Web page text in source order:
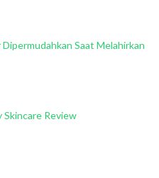
Saat Melahirkan
Skincare Review